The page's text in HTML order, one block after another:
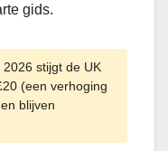
gids.
2026 stijgt de UK
(een verhoging
blijven